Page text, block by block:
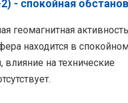
- спокойная
геомагнитная
находится в
влияние на технические